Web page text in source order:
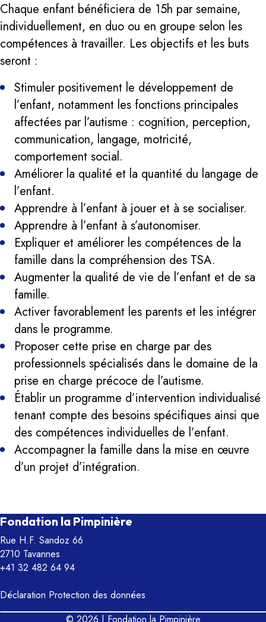
Chaque enfant bénéficiera de 15h par semaine,
individuellement, en duo ou en groupe selon les
compétences à travailler. Les objectifs et les buts
seront :
Stimuler positivement le développement de
l’enfant, notamment les fonctions principales
affectées par l’autisme : cognition, perception,
communication, langage, motricité,
comportement social.
Améliorer la qualité et la quantité du langage de
l’enfant.
Apprendre à l’enfant à jouer et à se socialiser.
Apprendre à l’enfant à s’autonomiser.
Expliquer et améliorer les compétences de la
famille dans la compréhension des TSA.
Augmenter la qualité de vie de l’enfant et de sa
famille.
Activer favorablement les parents et les intégrer
dans le programme.
Proposer cette prise en charge par des
professionnels spécialisés dans le domaine de la
prise en charge précoce de l’autisme.
Établir un programme d’intervention individualisé
tenant compte des besoins spécifiques ainsi que
des compétences individuelles de l’enfant.
Accompagner la famille dans la mise en œuvre
d’un projet d’intégration.
Fondation la Pimpinière
Rue H.F. Sandoz 66
2710 Tavannes
+41 32 482 64 94
Déclaration Protection des données